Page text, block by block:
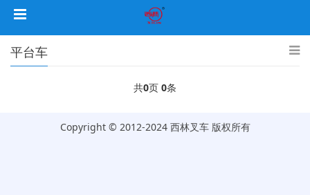
平台车
共0页 0条
Copyright © 2012-2024 西林叉车 版权所有